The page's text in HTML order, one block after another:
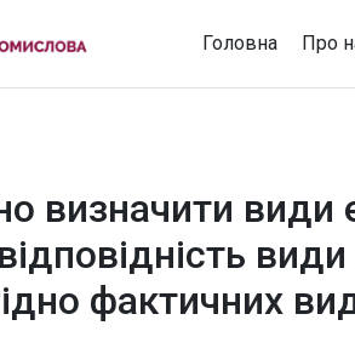
Головна Про
визначити види
фактичних